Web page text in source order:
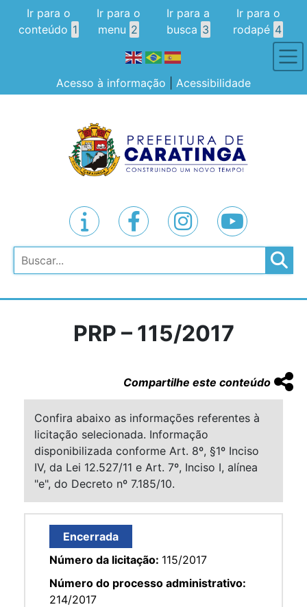
Ir para o
conteúdo 1
Ir para o
menu 2
Ir para a
busca 3
Ir para o
rodapé 4
Acesso à informação Acessibilidade
Pesquisar
PRP – 115/2017
Compartilhe este conteúdo
Confira abaixo as informações referentes à
licitação selecionada. Informação
disponibilizada conforme Art. 8º, §1º Inciso
IV, da Lei 12.527/11 e Art. 7º, Inciso I, alínea
"e", do Decreto nº 7.185/10.
Encerrada
Número da licitação: 115/2017
Número do processo administrativo:
214/2017